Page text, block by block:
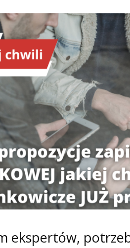
ekspertów,